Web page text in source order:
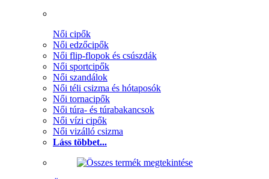
Női cipők
Női edzőcipők
Női flip-flopok és csúszdák
Női sportcipők
Női szandálok
Női téli csizma és hótaposók
Női tornacipők
Női túra- és túrabakancsok
Női vízi cipők
Női vizálló csizma
Láss többet...